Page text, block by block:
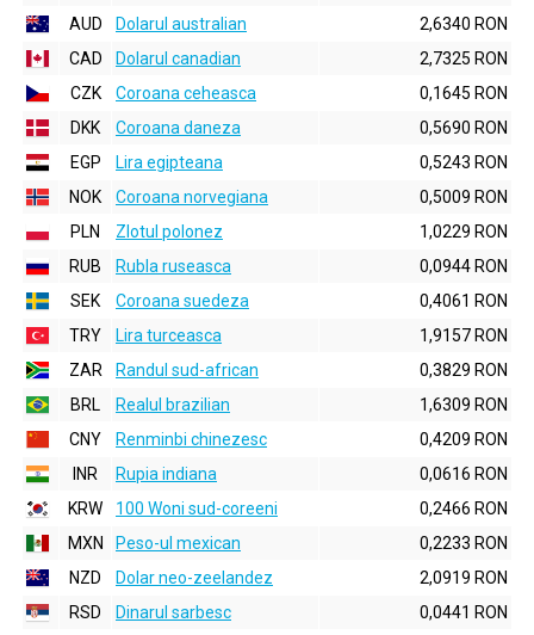
AUD
Dolarul australian
2,6340 RON
CAD
Dolarul canadian
2,7325 RON
CZK
Coroana ceheasca
0,1645 RON
DKK
Coroana daneza
0,5690 RON
EGP
Lira egipteana
0,5243 RON
NOK
Coroana norvegiana
0,5009 RON
PLN
Zlotul polonez
1,0229 RON
RUB
Rubla ruseasca
0,0944 RON
SEK
Coroana suedeza
0,4061 RON
TRY
Lira turceasca
1,9157 RON
ZAR
Randul sud-african
0,3829 RON
BRL
Realul brazilian
1,6309 RON
CNY
Renminbi chinezesc
0,4209 RON
INR
Rupia indiana
0,0616 RON
KRW
100 Woni sud-coreeni
0,2466 RON
MXN
Peso-ul mexican
0,2233 RON
NZD
Dolar neo-zeelandez
2,0919 RON
RSD
Dinarul sarbesc
0,0441 RON